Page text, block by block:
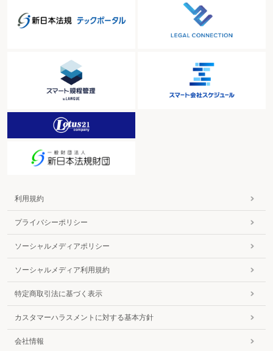
利用規約
プライバシーポリシー
ソーシャルメディアポリシー
ソーシャルメディア利用規約
特定商取引法に基づく表示
カスタマーハラスメントに対する基本方針
会社情報